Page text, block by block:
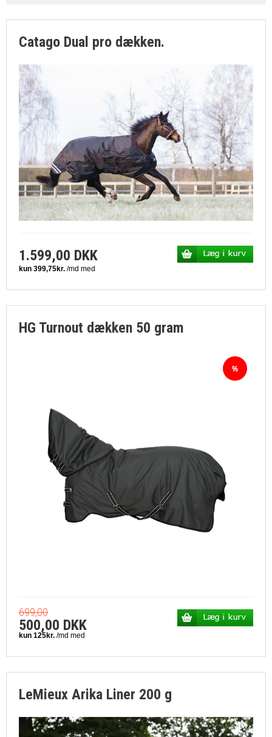
FAVORIT
Catago Dual pro dækken.
1.599,00 DKK
HG Turnout dækken 50 gram
699,00
500,00 DKK
LeMieux Arika Liner 200 g